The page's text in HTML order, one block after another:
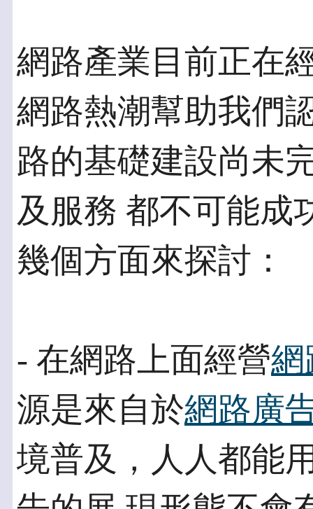
網路產業目前正在
網路熱潮幫助我們
路的基礎建設尚未
及服務 都不可能成
幾個方面來探討：
- 在網路上面經營網
源是來自於網路廣
境普及，人人都能